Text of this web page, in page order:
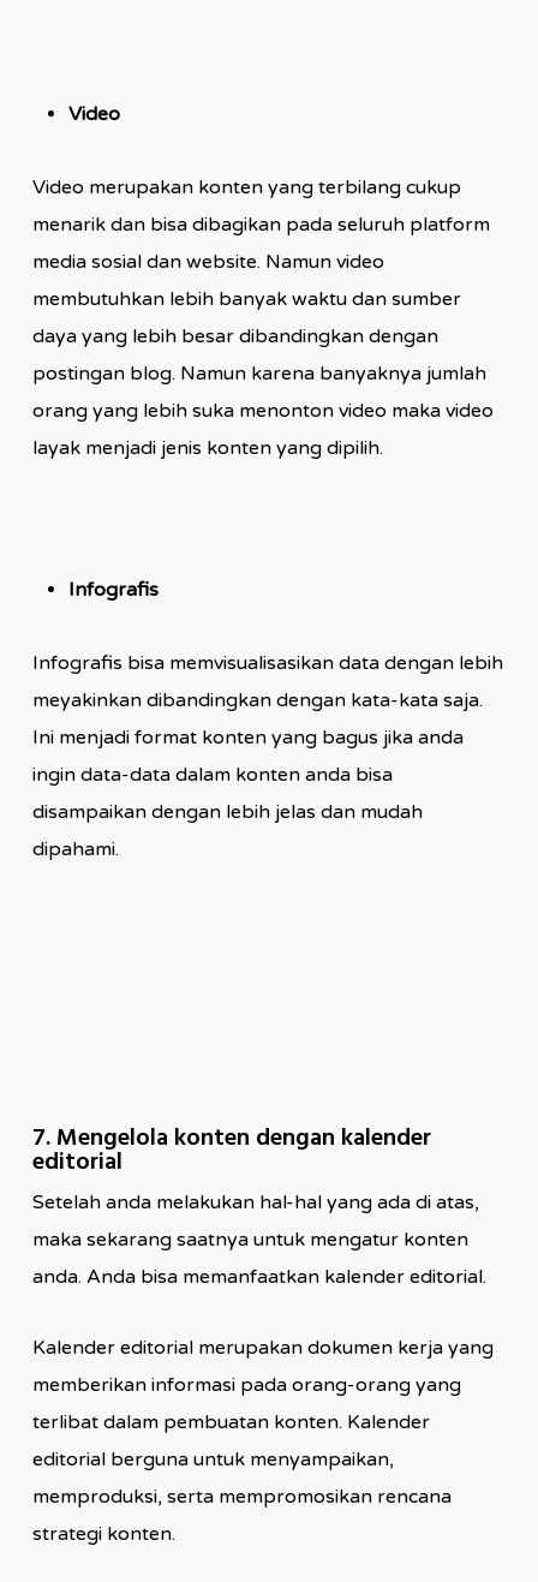
Video
Video merupakan konten yang terbilang cukup
menarik dan bisa dibagikan pada seluruh platform
media sosial dan website. Namun video
membutuhkan lebih banyak waktu dan sumber
daya yang lebih besar dibandingkan dengan
postingan blog. Namun karena banyaknya jumlah
orang yang lebih suka menonton video maka video
layak menjadi jenis konten yang dipilih.
Infografis
Infografis bisa memvisualisasikan data dengan lebih
meyakinkan dibandingkan dengan kata-kata saja.
Ini menjadi format konten yang bagus jika anda
ingin data-data dalam konten anda bisa
disampaikan dengan lebih jelas dan mudah
dipahami.
7. Mengelola konten dengan kalender
editorial
Setelah anda melakukan hal-hal yang ada di atas,
maka sekarang saatnya untuk mengatur konten
anda. Anda bisa memanfaatkan kalender editorial.
Kalender editorial merupakan dokumen kerja yang
memberikan informasi pada orang-orang yang
terlibat dalam pembuatan konten. Kalender
editorial berguna untuk menyampaikan,
memproduksi, serta mempromosikan rencana
strategi konten.